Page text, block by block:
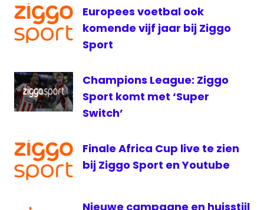
Sport
Europees voetbal ook
komende vijf jaar bij Ziggo
Sport
Champions League: Ziggo
Sport komt met ‘Super
Switch’
Finale Africa Cup live te zien
bij Ziggo Sport en Youtube
Nieuwe campagne en huisstijl